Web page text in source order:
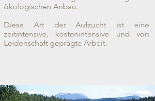
ökologischen Anbau.
Diese Art der Aufzucht ist eine
zeitintensive, kostenintensive und von
Leidenschaft geprägte Arbeit.